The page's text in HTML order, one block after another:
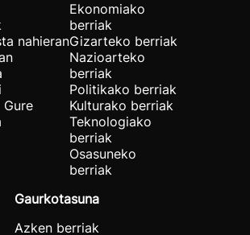
nahieran
Gure
Ekonomiako
berriak
Gizarteko berriak
Nazioarteko
berriak
Politikako berriak
Kulturako berriak
Teknologiako
berriak
Osasuneko
berriak
Gaurkotasuna
Azken berriak